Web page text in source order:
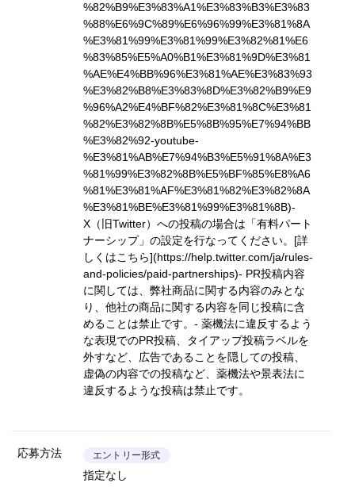
%82%B9%E3%83%A1%E3%83%B3%E3%83
%88%E6%9C%89%E6%96%99%E3%81%8A
%E3%81%99%E3%81%99%E3%82%81%E6
%83%85%E5%A0%B1%E3%81%9D%E3%81
%AE%E4%BB%96%E3%81%AE%E3%83%93
%E3%82%B8%E3%83%8D%E3%82%B9%E9
%96%A2%E4%BF%82%E3%81%8C%E3%81
%82%E3%82%8B%E5%8B%95%E7%94%BB
%E3%82%92-youtube-
%E3%81%AB%E7%94%B3%E5%91%8A%E3
%81%99%E3%82%8B%E5%BF%85%E8%A6
%81%E3%81%AF%E3%81%82%E3%82%8A
%E3%81%BE%E3%81%99%E3%81%8B)-
X（旧Twitter）への投稿の場合は「有料パート
ナーシップ」の設定を行なってください。 [詳
しくはこちら](https://help.twitter.com/ja/rules-
and-policies/paid-partnerships)- PR投稿内容
に関しては、弊社商品に関する内容のみとな
り、他社の商品に関する内容を同じ投稿に含
めることは禁止です。- 薬機法に違反するよう
な表現でのPR投稿、タイアップ投稿ラベルを
外すなど、広告であることを隠しての投稿、
虚偽の内容での投稿など、薬機法や景表法に
違反するような投稿は禁止です。
応募方法 エントリー形式
指定なし